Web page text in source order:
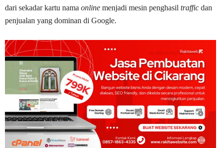
dari sekadar kartu nama online menjadi mesin penghasil traffic dan
penjualan yang dominan di Google.